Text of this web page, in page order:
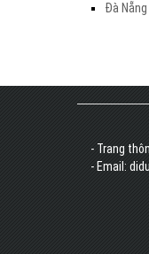
Đà
- Trang
- Email: